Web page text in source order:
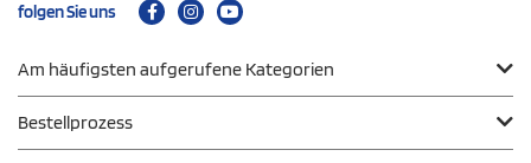
folgen Sie uns
Am häufigsten aufgerufene Kategorien
Bestellprozess